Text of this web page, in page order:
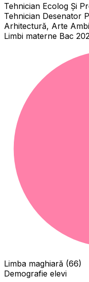
Tehnician Ecolog Și
Tehnician Desenator
Arhitectură, Arte
Limbi materne Bac
Limba maghiară (66)
Demografie elevi